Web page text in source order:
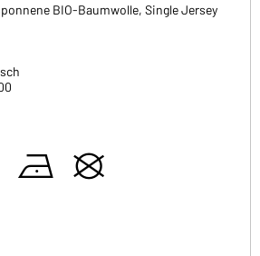
BIO-Baumwolle, Single Jersey
n U